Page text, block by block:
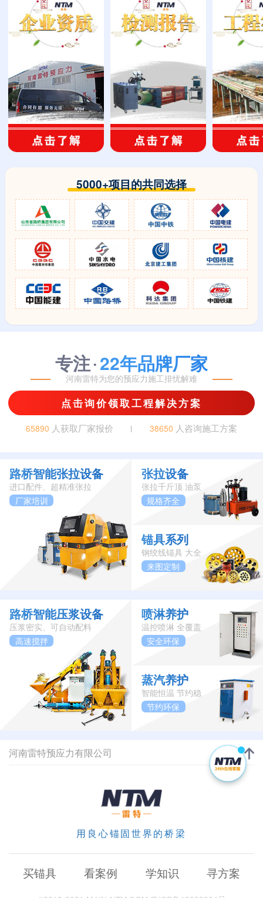
5000+项目的共同选择
专注·22年品牌厂家
河南雷特为您的预应力施工排忧解难
点击询价领取工程解决方案
65890 人获取厂家报价 38650 人咨询施工方案
路桥智能张拉设备
进口配件、超精准张拉
厂家培训
张拉设备
张拉千斤顶 油泵
规格齐全
锚具系列
钢绞线锚具 大全
来图定制
路桥智能压浆设备
压浆密实、可自动配料
高速搅拌
喷淋养护
温控喷淋 全覆盖
安全环保
蒸汽养护
智能恒温 节约稳
节约环保
河南雷特预应力有限公司
用良心锚固世界的桥梁
买锚具 看案例 学知识 寻方案